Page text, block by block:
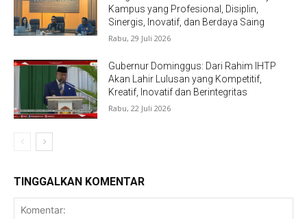
Kampus yang Profesional, Disiplin,
Sinergis, Inovatif, dan Berdaya Saing
Rabu, 29 Juli 2026
Gubernur Dominggus: Dari Rahim IHTP
Akan Lahir Lulusan yang Kompetitif,
Kreatif, Inovatif dan Berintegritas
Rabu, 22 Juli 2026
TINGGALKAN KOMENTAR